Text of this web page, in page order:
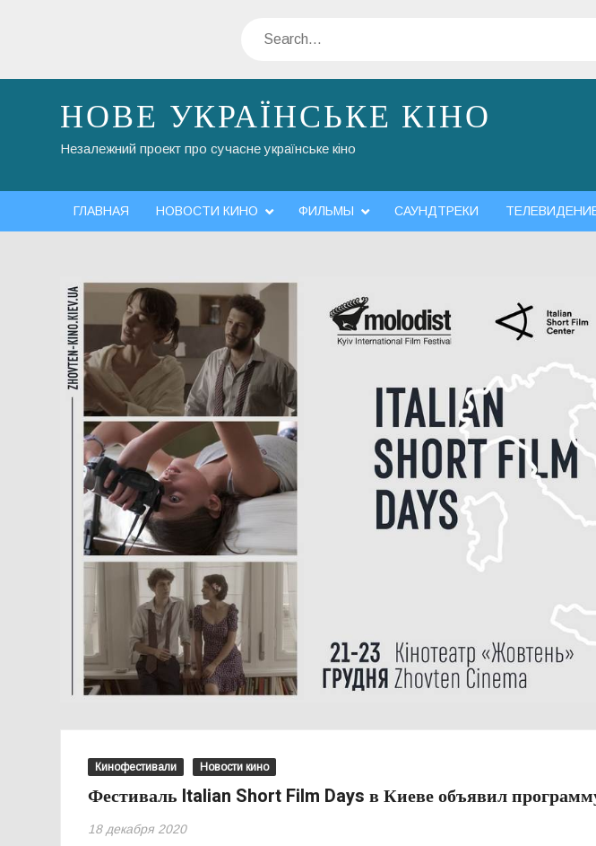
Search
НОВЕ УКРАЇНСЬКЕ КІНО
Незалежний проект про сучасне українське кіно
ГЛАВНАЯ НОВОСТИ КИНО ФИЛЬМЫ САУНДТРЕКИ
Кинофестивали Новости кино
Фестиваль Italian Short Film Days в Киеве объявил
18 декабря 2020